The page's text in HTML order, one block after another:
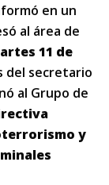
en un
al área de
11 de
del secretario
al Grupo de
y